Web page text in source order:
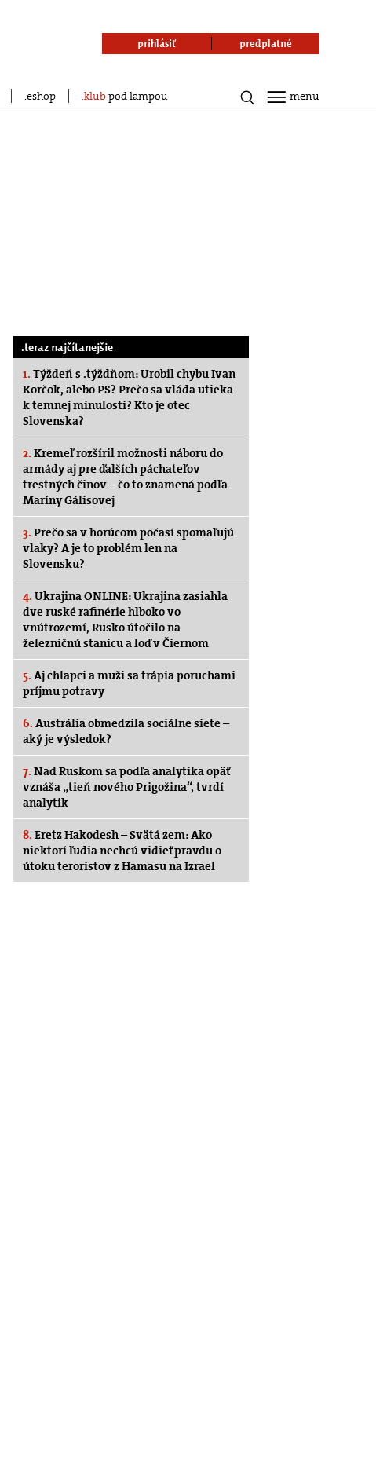
eshop klubpod lampou
prihlásiť predplatné
menu
.teraz najčítanejšie
1. Týždeň s .týždňom: Urobil chybu Ivan
Korčok, alebo PS? Prečo sa vláda utieka
k temnej minulosti? Kto je otec
Slovenska?
2. Kremeľ rozšíril možnosti náboru do
armády aj pre ďalších páchateľov
trestných činov – čo to znamená podľa
Maríny Gálisovej
3. Prečo sa v horúcom počasí spomaľujú
vlaky? A je to problém len na
Slovensku?
4. Ukrajina ONLINE: Ukrajina zasiahla
dve ruské rafinérie hlboko vo
vnútrozemí, Rusko útočilo na
železničnú stanicu a loď v Čiernom
5. Aj chlapci a muži sa trápia poruchami
príjmu potravy
6. Austrália obmedzila sociálne siete –
aký je výsledok?
7. Nad Ruskom sa podľa analytika opäť
vznáša „tieň nového Prigožina“, tvrdí
analytik
8. Eretz Hakodesh – Svätá zem: Ako
niektorí ľudia nechcú vidieť pravdu o
útoku teroristov z Hamasu na Izrael